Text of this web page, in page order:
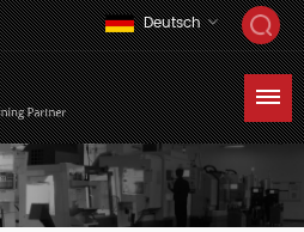
Deutsch